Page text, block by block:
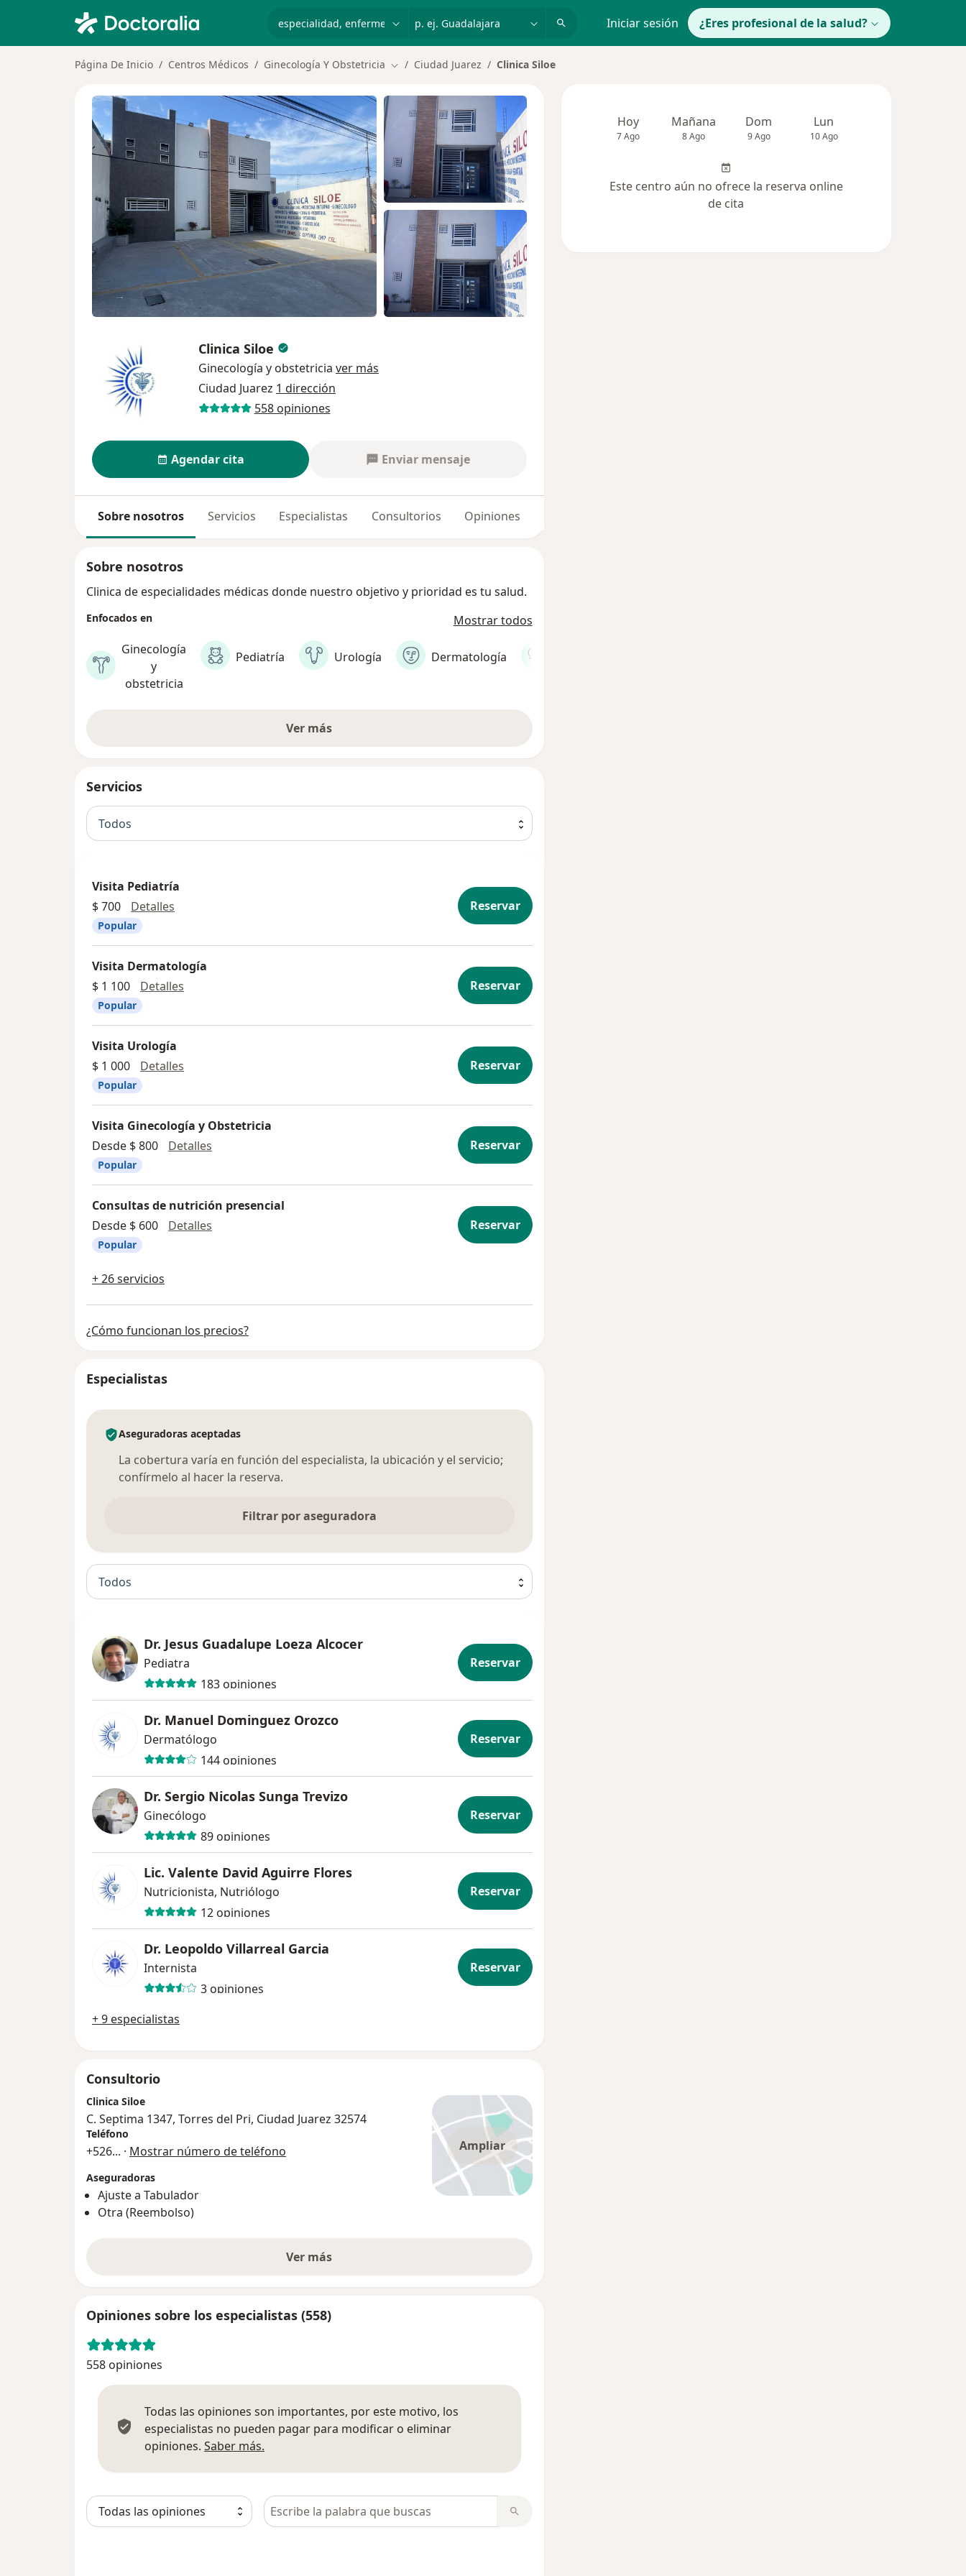
Iniciar sesión ¿Eres profesional de la salud?
Página De Inicio Centros Médicos Ginecología Y Obstetricia Cambiar de ciudad
Ciudad Juarez Clinica Siloe
Clinica Siloe
Ginecología y obstetricia ver más
Ciudad Juarez 1 dirección
558 opiniones
Agendar cita Enviar mensaje
Sobre nosotros Servicios Especialistas Consultorios Opiniones
Sobre nosotros
Clinica de especialidades médicas donde nuestro objetivo y prioridad es tu salud.
Enfocados en
Mostrar todos
Ginecología
y
obstetricia
Pediatría Urología Dermatología
Ver más
Servicios
Todos
Visita Pediatría
$ 700
Detalles
Popular
Reservar
Visita Dermatología
$ 1 100
Detalles
Popular
Reservar
Visita Urología
$ 1 000
Detalles
Popular
Reservar
Visita Ginecología y Obstetricia
Desde $ 800
Detalles
Popular
Reservar
Consultas de nutrición presencial
Desde $ 600
Detalles
Popular
Reservar
+ 26 servicios
¿Cómo funcionan los precios?
Especialistas
Aseguradoras aceptadas
La cobertura varía en función del especialista, la ubicación y el servicio;
confírmelo al hacer la reserva.
Filtrar por aseguradora
Todos
Dr. Jesus Guadalupe Loeza Alcocer
Pediatra
183 opiniones
Reservar
Dr. Manuel Dominguez Orozco
Dermatólogo
144 opiniones
Reservar
Dr. Sergio Nicolas Sunga Trevizo
Ginecólogo
89 opiniones
Reservar
Lic. Valente David Aguirre Flores
Nutricionista, Nutriólogo
12 opiniones
Reservar
Dr. Leopoldo Villarreal Garcia
Internista
3 opiniones
Reservar
+ 9 especialistas
Consultorio
Ampliar
Clinica Siloe
C. Septima 1347, Torres del Pri, Ciudad Juarez 32574
Teléfono
+526... · Mostrar número de teléfono
Aseguradoras
Ajuste a Tabulador
Otra (Reembolso)
Ver más
Opiniones sobre los especialistas (558)
558 opiniones
Todas las opiniones son importantes, por este motivo, los
especialistas no pueden pagar para modificar o eliminar
opiniones. Saber más.
Busca en opiniones
Hoy
7 Ago
Mañana
8 Ago
Dom
9 Ago
Lun
10 Ago
Este centro aún no ofrece la reserva online
de cita